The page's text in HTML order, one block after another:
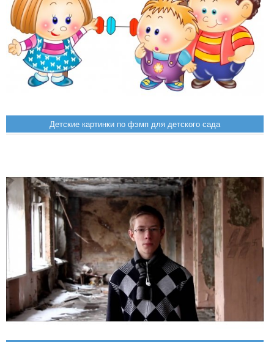
Детские картинки по фэмп для детского сада